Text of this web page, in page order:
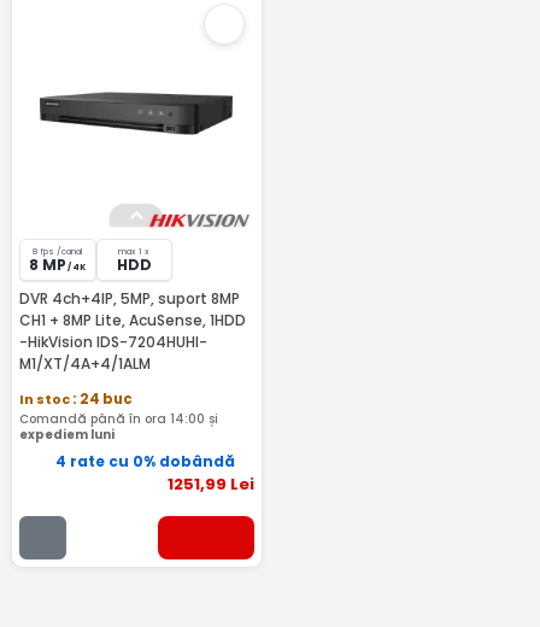
8 fps /canal
8 MP / 4K
max 1 x
HDD
DVR 4ch+4IP, 5MP, suport 8MP
CH1 + 8MP Lite, AcuSense, 1HDD
-HikVision IDS-7204HUHI-
M1/XT/4A+4/1ALM
In stoc: 24 buc
Comandă până în ora 14:00 și
expediem luni
4 rate cu 0% dobândă
1251,99 Lei